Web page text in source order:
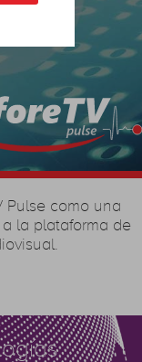
Pulse como una
la plataforma de